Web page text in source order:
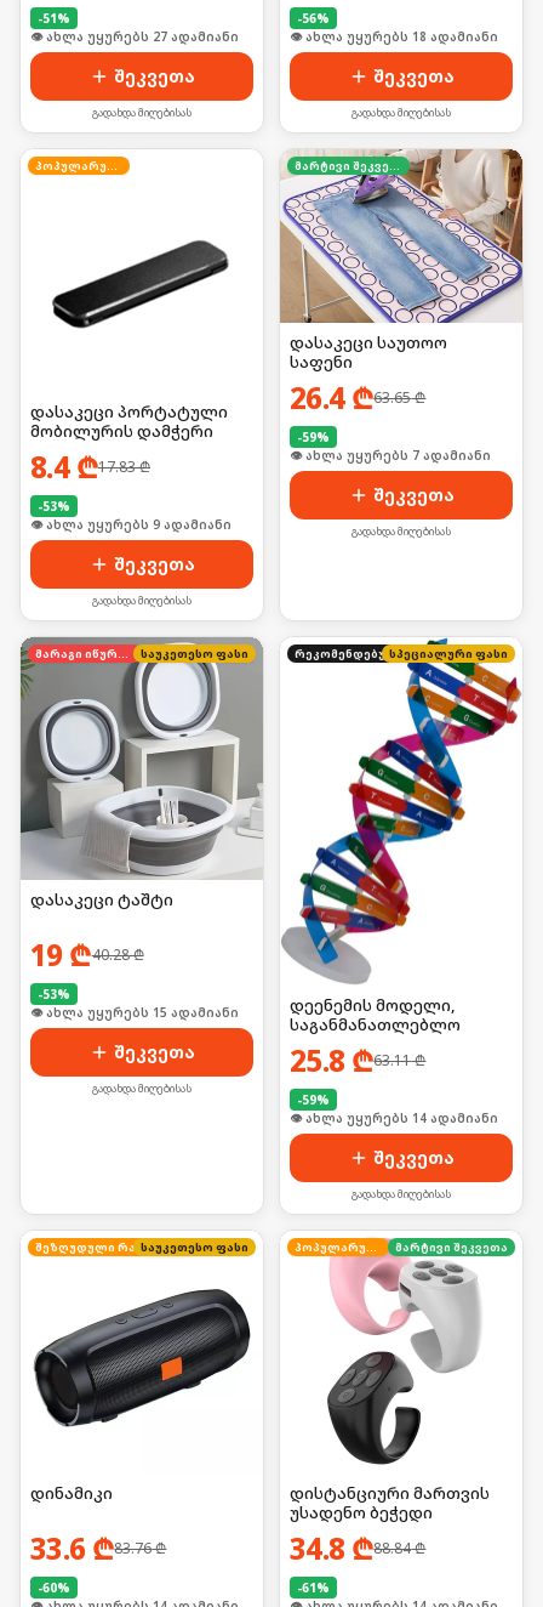
-51%
👁 ახლა უყურებს 27 ადამიანი
შეკვეთა
გადახდა მიღებისას
-56%
🛒 ბოლო 24სთ-ში იყიდა 28-მა
შეკვეთა
გადახდა მიღებისას
დასაკეცი პორტატული
მობილურის დამჭერი
8.4₾17.83₾
-53%
👁 ახლა უყურებს 9 ადამიანი
შეკვეთა
გადახდა მიღებისას
დასაკეცი საუთოო
საფენი
26.4₾63.65₾
-59%
🛒 ბოლო 24სთ-ში იყიდა 10-მა
შეკვეთა
გადახდა მიღებისას
საუკეთესო ფასი
დასაკეცი ტაშტი
19 ₾40.28₾
-53%
🛒 ბოლო 24სთ-ში იყიდა 20-მა
შეკვეთა
გადახდა მიღებისას
რეკომენდებული
სპეციალური ფასი
დეენემის მოდელი,
საგანმანათლებლო
25.8 ₾63.11₾
-59%
🛒 ბოლო 24სთ-ში იყიდა 19-მა
შეკვეთა
გადახდა მიღებისას
შეზღუდული რაოდენობა
საუკეთესო ფასი
დინამიკი
33.6 ₾83.76₾
-60%
პოპულარული მარტივი შეკვეთა
დისტანციური მართვის
უსადენო ბეჭედი
34.8 ₾88.84₾
-61%